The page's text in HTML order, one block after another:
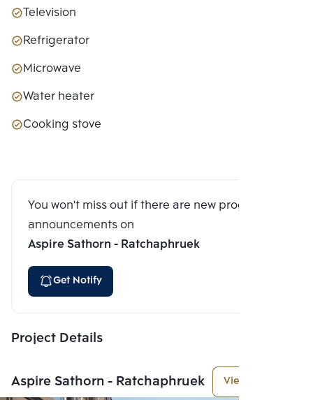
Television
Refrigerator
Microwave
Water heater
Cooking stove
You won't miss out if there are new program
announcements on
Aspire Sathorn - Ratchaphruek
Get Notify
Project Details
Aspire Sathorn - Ratchaphruek View More